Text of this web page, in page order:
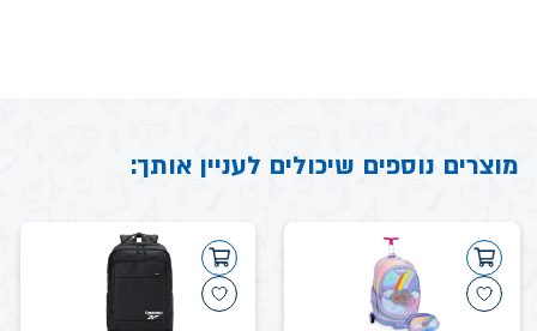
מוצרים נוספים שיכולים לעניין אותך: